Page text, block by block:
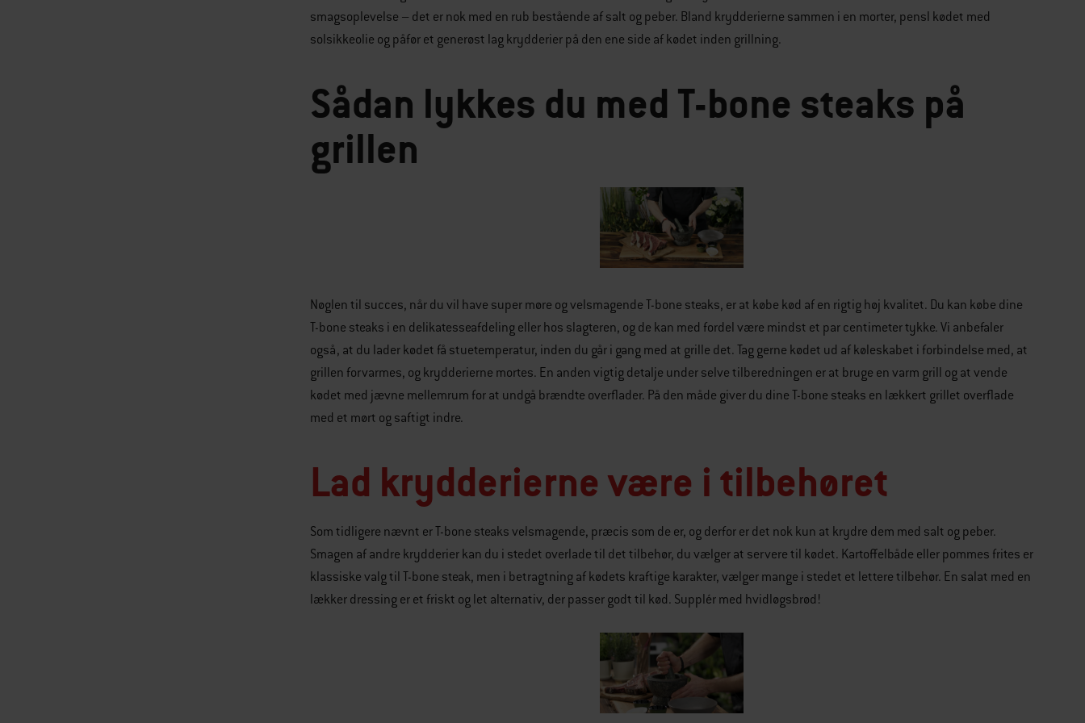
smagsoplevelse – det er nok med en rub bestående af salt og peber. Bland krydderierne sammen i en morter, pensl kødet med
solsikkeolie og påfør et generøst lag krydderier på den ene side af kødet inden grillning.
Sådan lykkes du med T-bone steaks på
grillen
Nøglen til succes, når du vil have super møre og velsmagende T-bone steaks, er at købe kød af en rigtig høj kvalitet. Du kan købe dine
T-bone steaks i en delikatesseafdeling eller hos slagteren, og de kan med fordel være mindst et par centimeter tykke. Vi anbefaler
også, at du lader kødet få stuetemperatur, inden du går i gang med at grille det. Tag gerne kødet ud af køleskabet i forbindelse med, at
grillen forvarmes, og krydderierne mortes. En anden vigtig detalje under selve tilberedningen er at bruge en varm grill og at vende
kødet med jævne mellemrum for at undgå brændte overflader. På den måde giver du dine T-bone steaks en lækkert grillet overflade
med et mørt og saftigt indre.
Lad krydderierne være i tilbehøret
Som tidligere nævnt er T-bone steaks velsmagende, præcis som de er, og derfor er det nok kun at krydre dem med salt og peber.
Smagen af andre krydderier kan du i stedet overlade til det tilbehør, du vælger at servere til kødet. Kartoffelbåde eller pommes frites er
klassiske valg til T-bone steak, men i betragtning af kødets kraftige karakter, vælger mange i stedet et lettere tilbehør. En salat med en
lækker dressing er et friskt og let alternativ, der passer godt til kød. Supplér med hvidløgsbrød!